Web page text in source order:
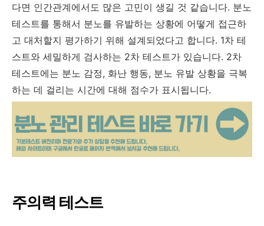
다면 인간관계에서도 많은 고민이 생길 것 같습니다. 분노
테스트를 통해서 분노를 유발하는 상황에 어떻게 접근하
고 대처할지 평가하기 위해 설계되었다고 합니다. 1차 테
스트와 세밀하게 검사하는 2차 테스트가 있습니다. 2차
테스트에는 분노 감정, 화난 행동, 분노 유발 상황을 극복
하는 데 걸리는 시간에 대해 점수가 표시됩니다.
주의력 테스트